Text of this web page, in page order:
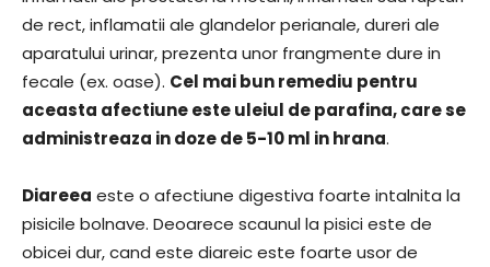
de rect, inflamatii ale glandelor perianale, dureri ale
aparatului urinar, prezenta unor frangmente dure in
fecale (ex. oase). Cel mai bun remediu pentru
aceasta afectiune este uleiul de parafina, care se
administreaza in doze de 5-10 ml in hrana.
Diareea este o afectiune digestiva foarte intalnita la
pisicile bolnave. Deoarece scaunul la pisici este de
obicei dur, cand este diareic este foarte usor de